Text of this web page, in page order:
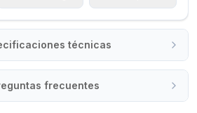
técnicas
frecuentes